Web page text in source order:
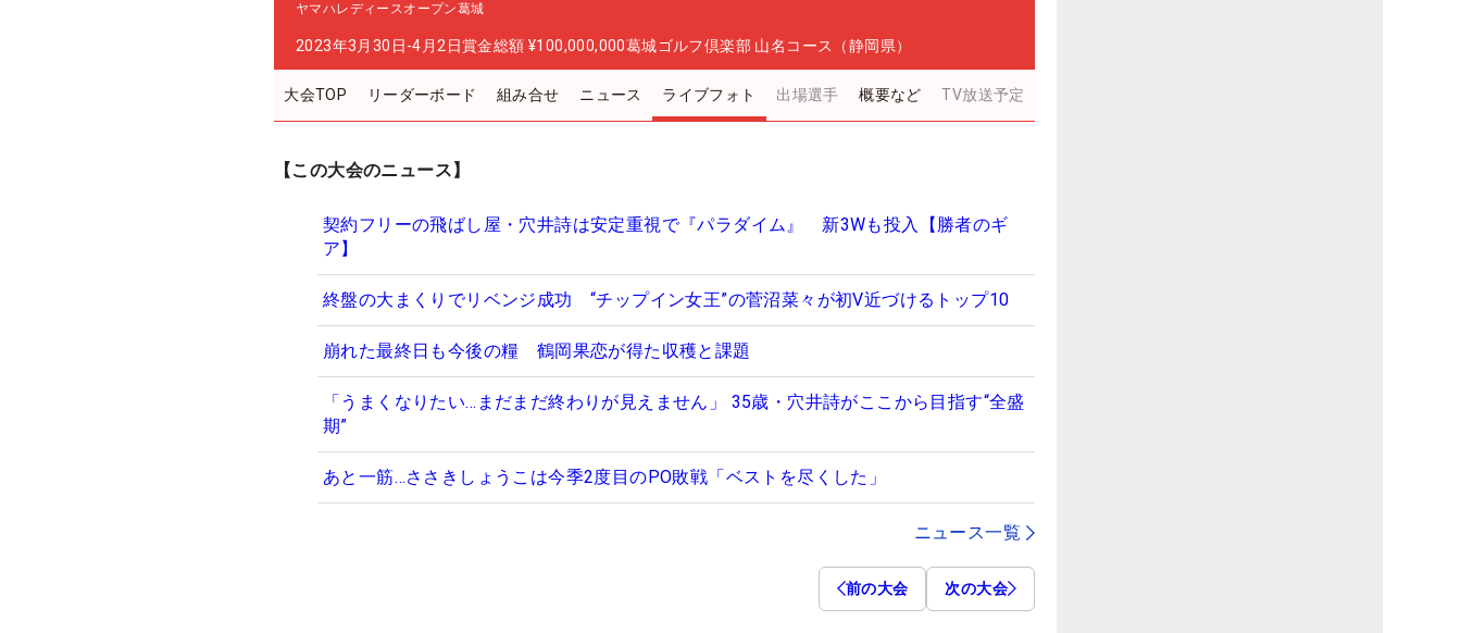
ヤマハレディースオープン葛城
2023年3月30日-4月2日賞金総額 ¥100,000,000葛城ゴルフ倶楽部 山名コース（静岡県）
大会TOP リーダーボード 組み合せ ニュース ライブフォト 出場選手 概要など TV放送予定
【この大会のニュース】
契約フリーの飛ばし屋・穴井詩は安定重視で『パラダイム』 新3Wも投入【勝者のギ
ア】
終盤の大まくりでリベンジ成功 “チップイン女王”の菅沼菜々が初V近づけるトップ10
崩れた最終日も今後の糧 鶴岡果恋が得た収穫と課題
「うまくなりたい…まだまだ終わりが見えません」 35歳・穴井詩がここから目指す“全盛
期”
あと一筋…ささきしょうこは今季2度目のPO敗戦「ベストを尽くした」
ニュース一覧
前の大会 次の大会